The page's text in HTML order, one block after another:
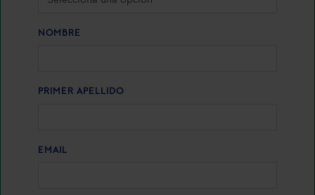
NOMBRE
PRIMER APELLIDO
EMAIL